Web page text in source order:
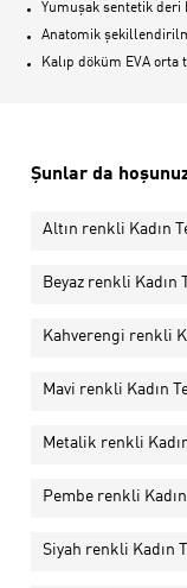
Yumuşak sentetik deri
Anatomik
Kalıp döküm EVA orta
Şunlar da
Altın renkli Kadın
Beyaz renkli Kadın
Kahverengi renkli
Mavi renkli Kadın
Metalik renkli
Pembe renkli
Siyah renkli Kadın